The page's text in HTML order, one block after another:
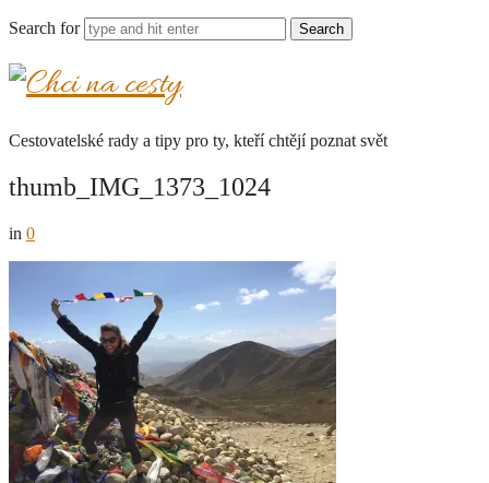
Search for
Chci
na
cesty
Cestovatelské rady a tipy pro ty, kteří chtějí poznat svět
thumb_IMG_1373_1024
in 0